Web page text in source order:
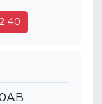
40